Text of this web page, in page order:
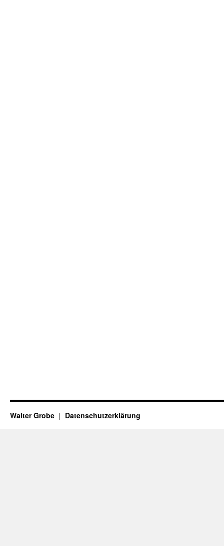
Walter Grobe Datenschutzerklärung